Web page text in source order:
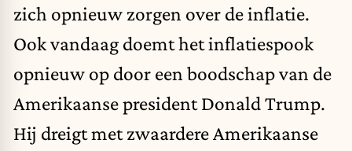
zich opnieuw zorgen over de inflatie.
Ook vandaag doemt het inflatiespook
opnieuw op door een boodschap van de
Amerikaanse president Donald Trump.
Hij dreigt met zwaardere Amerikaanse